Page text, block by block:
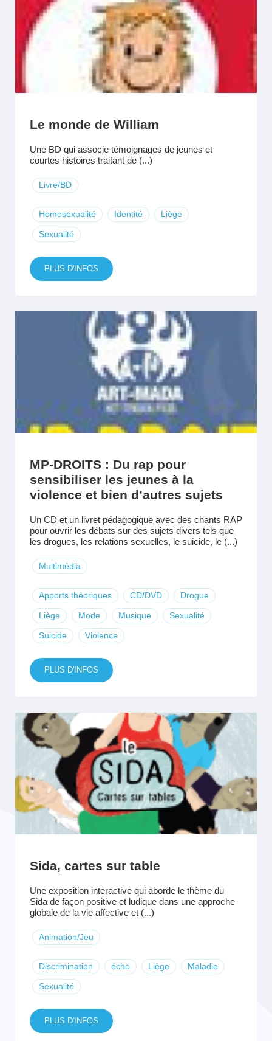
Le monde de William
Une BD qui associe témoignages de jeunes et
courtes histoires traitant de (...)
Livre/BD
Homosexualité Identité Liège
Sexualité
PLUS D'INFOS
MP-DROITS : Du rap pour
sensibiliser les jeunes à la
violence et bien d’autres sujets
Un CD et un livret pédagogique avec des chants RAP
pour ouvrir les débats sur des sujets divers tels que
les drogues, les relations sexuelles, le suicide, le (...)
Multimédia
Apports théoriques CD/DVD Drogue
Liège Mode Musique Sexualité
Suicide Violence
PLUS D'INFOS
Sida, cartes sur table
Une exposition interactive qui aborde le thème du
Sida de façon positive et ludique dans une approche
globale de la vie affective et (...)
Animation/Jeu
Discrimination écho Liège Maladie
Sexualité
PLUS D'INFOS